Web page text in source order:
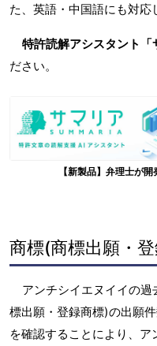
た、英語・中国語にも対応
特許読解アシスタント「
ださい。
【新製品】弁理士が
商標(商標出願・
アンチシイエヌイイの
標出願・登録商標)の出願
を確認することにより、